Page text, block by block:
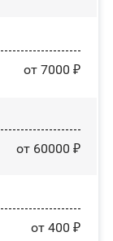
от 7000 ₽
от 60000 ₽
от 400 ₽